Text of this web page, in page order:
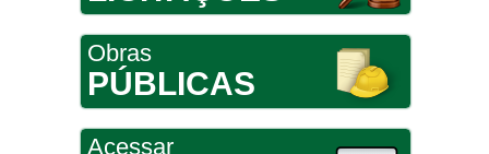
Obras
PÚBLICAS
Acessar